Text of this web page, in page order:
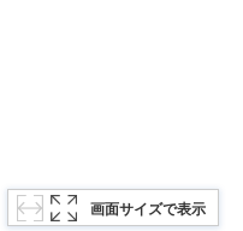
画面サイズで表示